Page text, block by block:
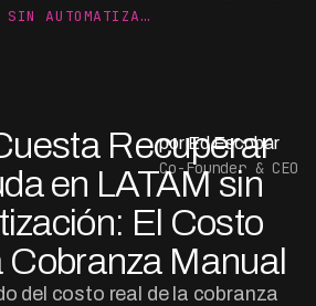
SIN AUTOMATIZA…
Recuperar
en LATAM sin
El Costo
Cobranza Manual
del costo real de la cobranza
por Ed Escobar
Co-Founder & CEO